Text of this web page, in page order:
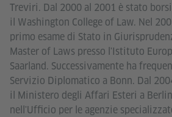
Treviri. Dal 2000 al 2001 è stato
il Washington College of Law. Nel
primo esame di Stato in
Master of Laws presso l'Istituto
Saarland. Successivamente ha
Servizio Diplomatico a Bonn. Dal
il Ministero degli Affari Esteri a
nell'Ufficio per le agenzie